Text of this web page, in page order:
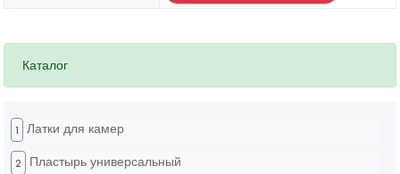
Каталог
1 Латки для камер
2 Пластырь универсальный